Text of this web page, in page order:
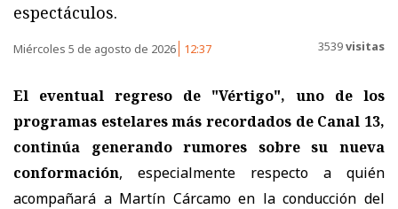
espectáculos.
Miércoles 5 de agosto de 2026 12:37 3539visitas
El eventual regreso de "Vértigo", uno de los
programas estelares más recordados de Canal 13,
continúa generando rumores sobre su nueva
conformación, especialmente respecto a quién
acompañará a Martín Cárcamo en la conducción del